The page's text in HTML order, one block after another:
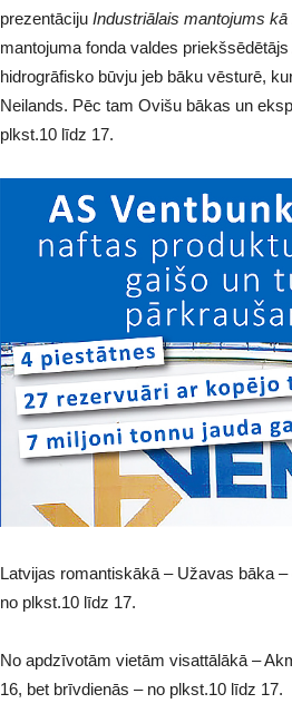
prezentāciju Industriālais mantojums
mantojuma fonda valdes
hidrogrāfisko būvju jeb bāku vēsturē,
Neilands. Pēc tam Ovišu bākas un
plkst.10 līdz 17.
Latvijas romantiskākā – Užavas bāka
no plkst.10 līdz 17.
No apdzīvotām vietām visattālākā –
16, bet brīvdienās – no plkst.10 līdz 17.